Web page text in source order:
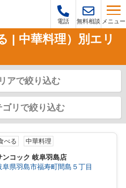
電話 無料相談 メニュー
| 中華料理）別エリ
アで絞り込む
ゴリで絞り込む
べる 中華料理
ンコック 岐阜羽島店
阜県羽島市福寿町間島５丁目